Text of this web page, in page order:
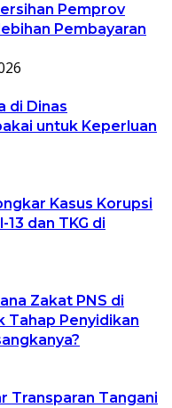
Pemprov
Pembayaran
di Dinas
untuk Keperluan
Kasus Korupsi
13 dan TKG di
Zakat PNS di
Tahap Penyidikan
Transparan Tangani